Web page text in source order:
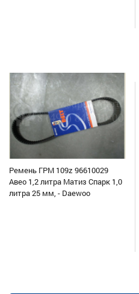
Ремень ГРМ 109z 96610029
Авео 1,2 литра Матиз Спарк 1,0
литра 25 мм, - Daewoo